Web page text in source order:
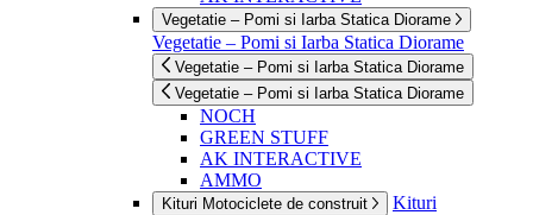
Vegetatie – Pomi si Iarba Statica Diorame
Vegetatie – Pomi si Iarba Statica Diorame
Vegetatie – Pomi si Iarba Statica Diorame
Vegetatie – Pomi si Iarba Statica Diorame
NOCH
GREEN STUFF
AK INTERACTIVE
AMMO
Kituri Motociclete de construit
Kituri